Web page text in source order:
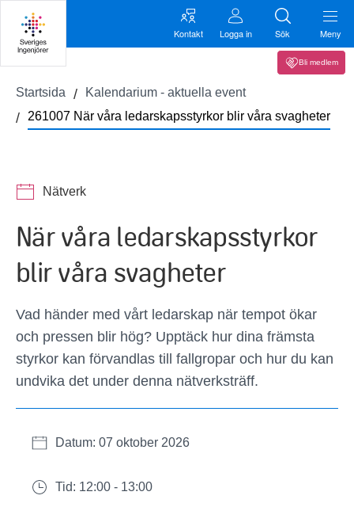
Kontakt Logga in Sök Meny
Bli medlem
Startsida
Kalendarium - aktuella event
261007 När våra ledarskapsstyrkor blir våra svagheter
Nätverk
När våra ledarskapsstyrkor
blir våra svagheter
Vad händer med vårt ledarskap när tempot ökar
och pressen blir hög? Upptäck hur dina främsta
styrkor kan förvandlas till fallgropar och hur du kan
undvika det under denna nätverksträff.
Datum: 07 oktober 2026
Tid: 12:00 - 13:00